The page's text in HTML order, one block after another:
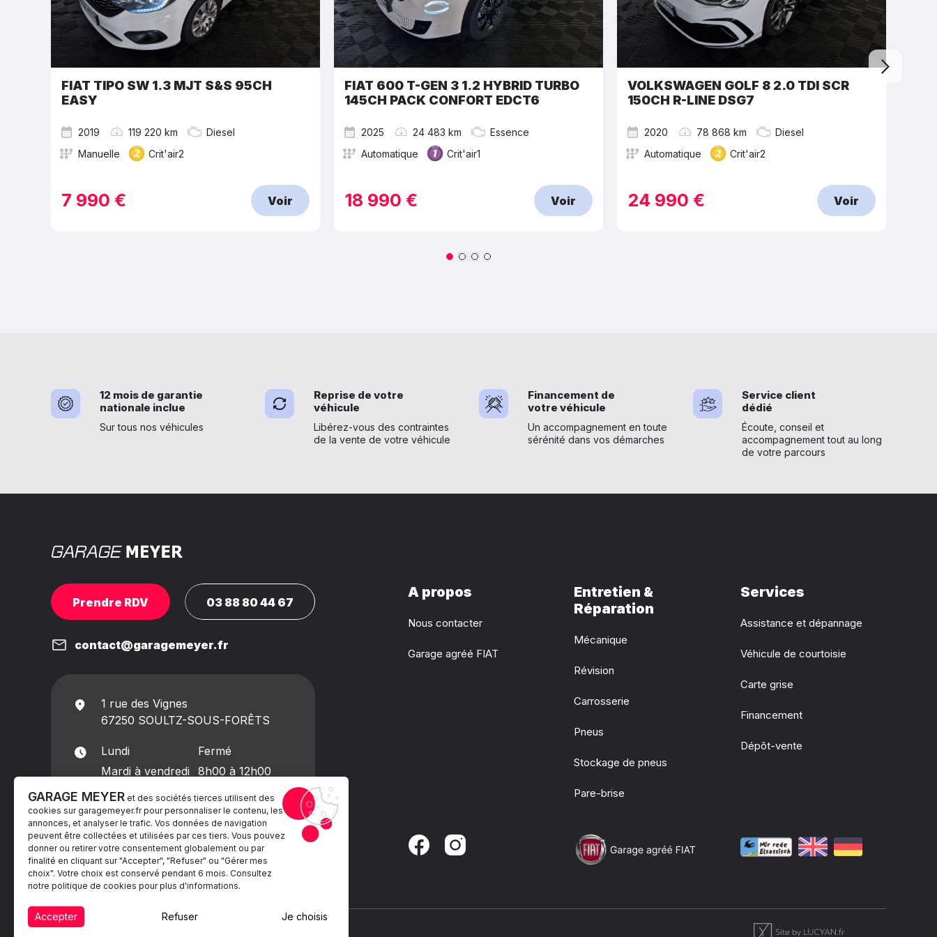
FIAT TIPO SW 1.3 MJT S&S 95CH
EASY
2019 119 220 km
Diesel
Manuelle
Crit'air2
7 990 € Voir
FIAT 600 T-GEN 3 1.2 HYBRID TURBO
145CH PACK CONFORT EDCT6
2025 24 483 km
Essence
Automatique
Crit'air1
18 990 € Voir
VOLKSWAGEN GOLF 8 2.0 TDI SCR
150CH R-LINE DSG7
2020 78 868 km
Diesel
Automatique
Crit'air2
24 990 € Voir
12 mois de garantie
nationale inclue
Sur tous nos véhicules
Reprise de votre
véhicule
Libérez-vous des contraintes
de la vente de votre véhicule
Financement de
votre véhicule
Un accompagnement en toute
sérénité dans vos démarches
Service client
dédié
Écoute, conseil et
accompagnement tout au long
de votre parcours
Prendre RDV 03 88 80 44 67
contact@garagemeyer.fr
1 rue des Vignes
67250 SOULTZ-SOUS-FORÊTS
Lundi
Fermé
Mardi à vendredi
8h00 à 12h00
Samedi
8h00 à 13h00
Dimanche
Fermé
A propos
Nous contacter
Garage agréé FIAT
Entretien &
Réparation
Mécanique
Révision
Carrosserie
Pneus
Stockage de pneus
Pare-brise
Services
Assistance et dépannage
Véhicule de courtoisie
Carte grise
Financement
Dépôt-vente
GARAGE MEYER et des sociétés tierces utilisent des
cookies sur garagemeyer.frpour personnaliser le contenu, les
annonces, et analyser le trafic. Vos données de navigation
peuvent être collectées et utilisées par ces tiers. Vous pouvez
donner ou retirer votre consentement globalement ou par
finalité en cliquant sur "Accepter", "Refuser" ou "Gérer mes
choix". Votre choix est conservé pendant 6 mois. Consultez
notre politique de cookies pour plus d'informations.
Accepter Refuser Je choisis